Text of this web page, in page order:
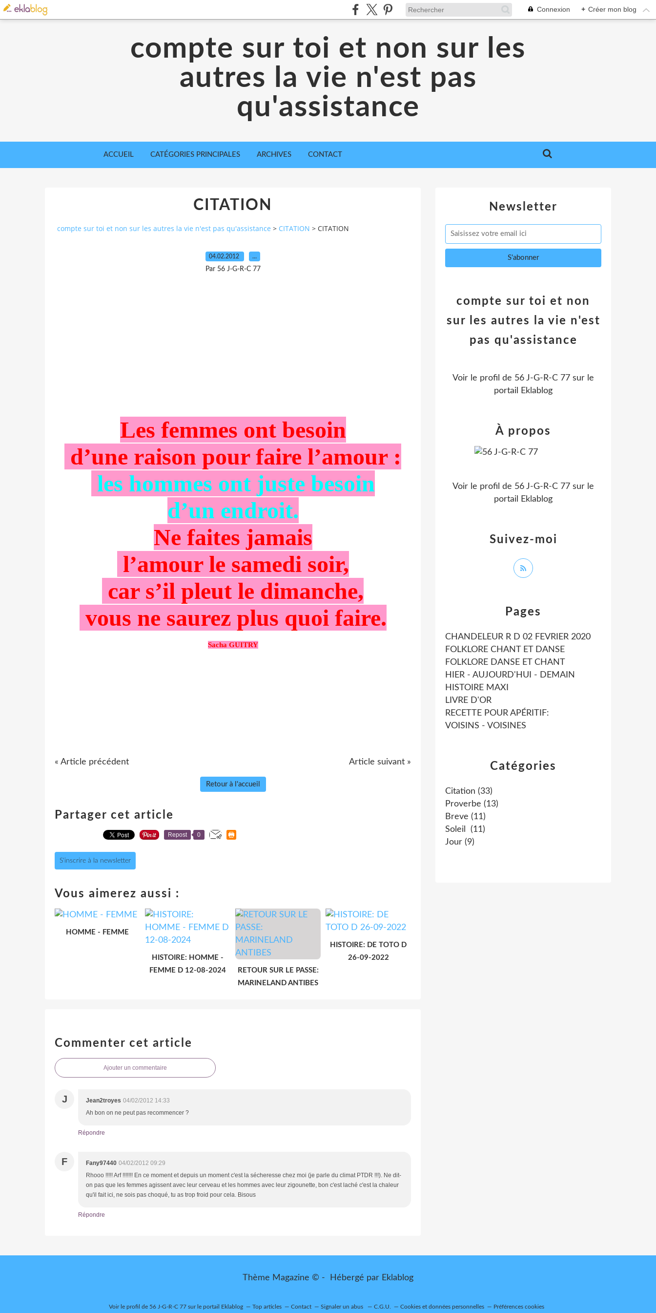
Connexion + Créer mon blog
compte sur toi et non sur les
autres la vie n'est pas
qu'assistance
ACCUEIL CATÉGORIES PRINCIPALES ARCHIVES CONTACT
CITATION
compte sur toi et non sur les autres la vie n'est pas qu'assistance > CITATION > CITATION
04.02.2012 …
Par 56 J-G-R-C 77
Les femmes ont besoin
d’une raison pour faire l’amour :
les hommes ont juste besoin
d’un endroit.
Ne faites jamais
l’amour le samedi soir,
car s’il pleut le dimanche,
vous ne saurez plus quoi faire.
Sacha GUITRY
« Article précédent Article suivant »
Retour à l'accueil
Partager cet article
Repost 0
S'inscrire à la newsletter
Vous aimerez aussi :
HOMME - FEMME
HISTOIRE: HOMME -
FEMME D 12-08-2024
RETOUR SUR LE PASSE:
MARINELAND ANTIBES
HISTOIRE: DE TOTO D
26-09-2022
Commenter cet article
Ajouter un commentaire
J Jean2troyes 04/02/2012 14:33
Ah bon on ne peut pas recommencer ?
Répondre
F Fany97440 04/02/2012 09:29
Rhooo !!!!! Arf !!!!!!! En ce moment et depuis un moment c'est la sécheresse chez moi (je parle du climat PTDR !!!). Ne dit-
on pas que les femmes agissent avec leur cerveau et les hommes avec leur zigounette, bon c'est laché c'est la chaleur
qu'il fait ici, ne sois pas choqué, tu as trop froid pour cela. Bisous
Répondre
Newsletter
Catégories
Citation (33)
Proverbe (13)
Breve (11)
Soleil
(11)
Jour (9)
Pages
CHANDELEUR R D 02 FEVRIER 2020
FOLKLORE CHANT ET DANSE
FOLKLORE DANSE ET CHANT
HIER - AUJOURD'HUI - DEMAIN
HISTOIRE MAXI
LIVRE D'OR
RECETTE POUR APÉRITIF:
VOISINS - VOISINES
compte sur toi et non
sur les autres la vie n'est
pas qu'assistance
Voir le profil de 56 J-G-R-C 77 sur le
portail Eklablog
Suivez-moi
À propos
Voir le profil de 56 J-G-R-C 77 sur le
portail Eklablog
Thème Magazine © - Hébergé par Eklablog
Voir le profil de 56 J-G-R-C 77 sur le portail Eklablog Top articles Contact Signaler un abus C.G.U. Cookies et données personnelles Préférences cookies